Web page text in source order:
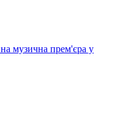
музична прем'єра у